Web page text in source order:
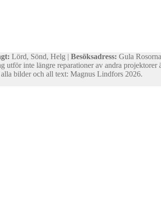
Lörd, Sönd, Helg | Besöksadress: Gula
utför inte längre reparationer av andra
alla bilder och all text: Magnus Lindfors 2026.